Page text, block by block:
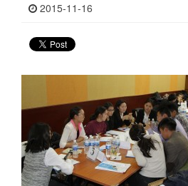
2015-11-16